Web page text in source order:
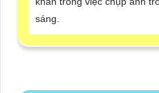
sáng.